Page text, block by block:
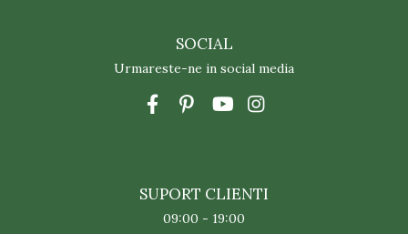
SOCIAL
Urmareste-ne in social media
SUPORT CLIENTI
09:00 - 19:00